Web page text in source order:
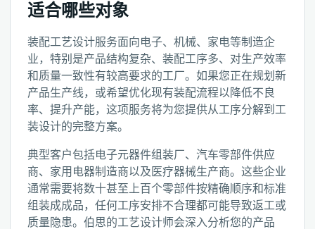
适合哪些对象
装配工艺设计服务面向电子、机械、家电等制造企
业，特别是产品结构复杂、装配工序多、对生产效率
和质量一致性有较高要求的工厂。如果您正在规划新
产品生产线，或希望优化现有装配流程以降低不良
率、提升产能，这项服务将为您提供从工序分解到工
装设计的完整方案。
典型客户包括电子元器件组装厂、汽车零部件供应
商、家用电器制造商以及医疗器械生产商。这些企业
通常需要将数十甚至上百个零部件按精确顺序和标准
组装成成品，任何工序安排不合理都可能导致返工或
质量隐患。伯思的工艺设计师会深入分析您的产品